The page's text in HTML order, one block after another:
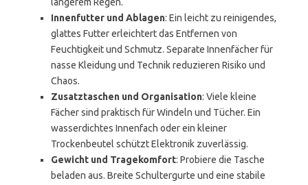
Innenfutter und Ablagen: Ein leicht zu reinigendes,
glattes Futter erleichtert das Entfernen von
Feuchtigkeit und Schmutz. Separate Innenfächer für
nasse Kleidung und Technik reduzieren Risiko und
Chaos.
Zusatztaschen und Organisation: Viele kleine
Fächer sind praktisch für Windeln und Tücher. Ein
wasserdichtes Innenfach oder ein kleiner
Trockenbeutel schützt Elektronik zuverlässig.
Gewicht und Tragekomfort: Probiere die Tasche
beladen aus. Breite Schultergurte und eine stabile